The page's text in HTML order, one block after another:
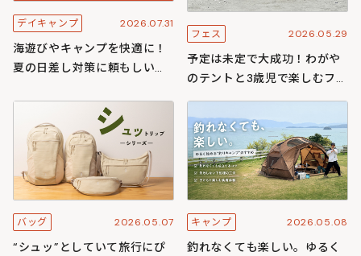
デイキャンプ 2026.07.31
海遊びやキャンプを快適に！
夏の日差し対策に頼もしいワ
ズ
フェス 2026.05.29
予定は未定で大成功！わがや
のテントと3歳児で楽しむフェ
スキャンプ
バッグ 2026.05.07
“シュッ”としていて旅行にぴ
キャンプ 2026.05.08
釣れなくても楽しい。ゆるく